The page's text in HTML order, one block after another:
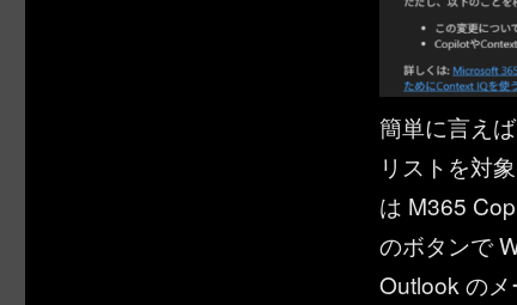
簡単に言え
リストを対
は M365
のボタンで
Outlook の